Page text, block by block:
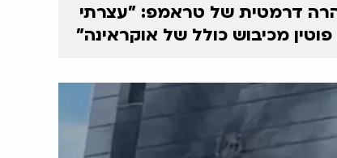
דרמטית של טראמפ: "עצרתי
מכיבוש כולל של אוקראינה"